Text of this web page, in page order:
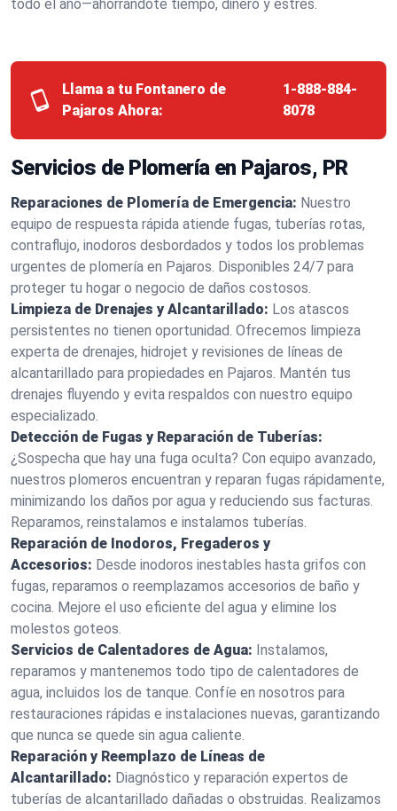
todo el año—ahorrándote tiempo, dinero y estrés.
Llama a tu Fontanero de
Pajaros Ahora:
1-888-884-
8078
Servicios de Plomería en Pajaros, PR
Reparaciones de Plomería de Emergencia: Nuestro
equipo de respuesta rápida atiende fugas, tuberías rotas,
contraflujo, inodoros desbordados y todos los problemas
urgentes de plomería en Pajaros. Disponibles 24/7 para
proteger tu hogar o negocio de daños costosos.
Limpieza de Drenajes y Alcantarillado: Los atascos
persistentes no tienen oportunidad. Ofrecemos limpieza
experta de drenajes, hidrojet y revisiones de líneas de
alcantarillado para propiedades en Pajaros. Mantén tus
drenajes fluyendo y evita respaldos con nuestro equipo
especializado.
Detección de Fugas y Reparación de Tuberías:
¿Sospecha que hay una fuga oculta? Con equipo avanzado,
nuestros plomeros encuentran y reparan fugas rápidamente,
minimizando los daños por agua y reduciendo sus facturas.
Reparamos, reinstalamos e instalamos tuberías.
Reparación de Inodoros, Fregaderos y
Accesorios: Desde inodoros inestables hasta grifos con
fugas, reparamos o reemplazamos accesorios de baño y
cocina. Mejore el uso eficiente del agua y elimine los
molestos goteos.
Servicios de Calentadores de Agua: Instalamos,
reparamos y mantenemos todo tipo de calentadores de
agua, incluidos los de tanque. Confíe en nosotros para
restauraciones rápidas e instalaciones nuevas, garantizando
que nunca se quede sin agua caliente.
Reparación y Reemplazo de Líneas de
Alcantarillado: Diagnóstico y reparación expertos de
tuberías de alcantarillado dañadas o obstruidas. Realizamos